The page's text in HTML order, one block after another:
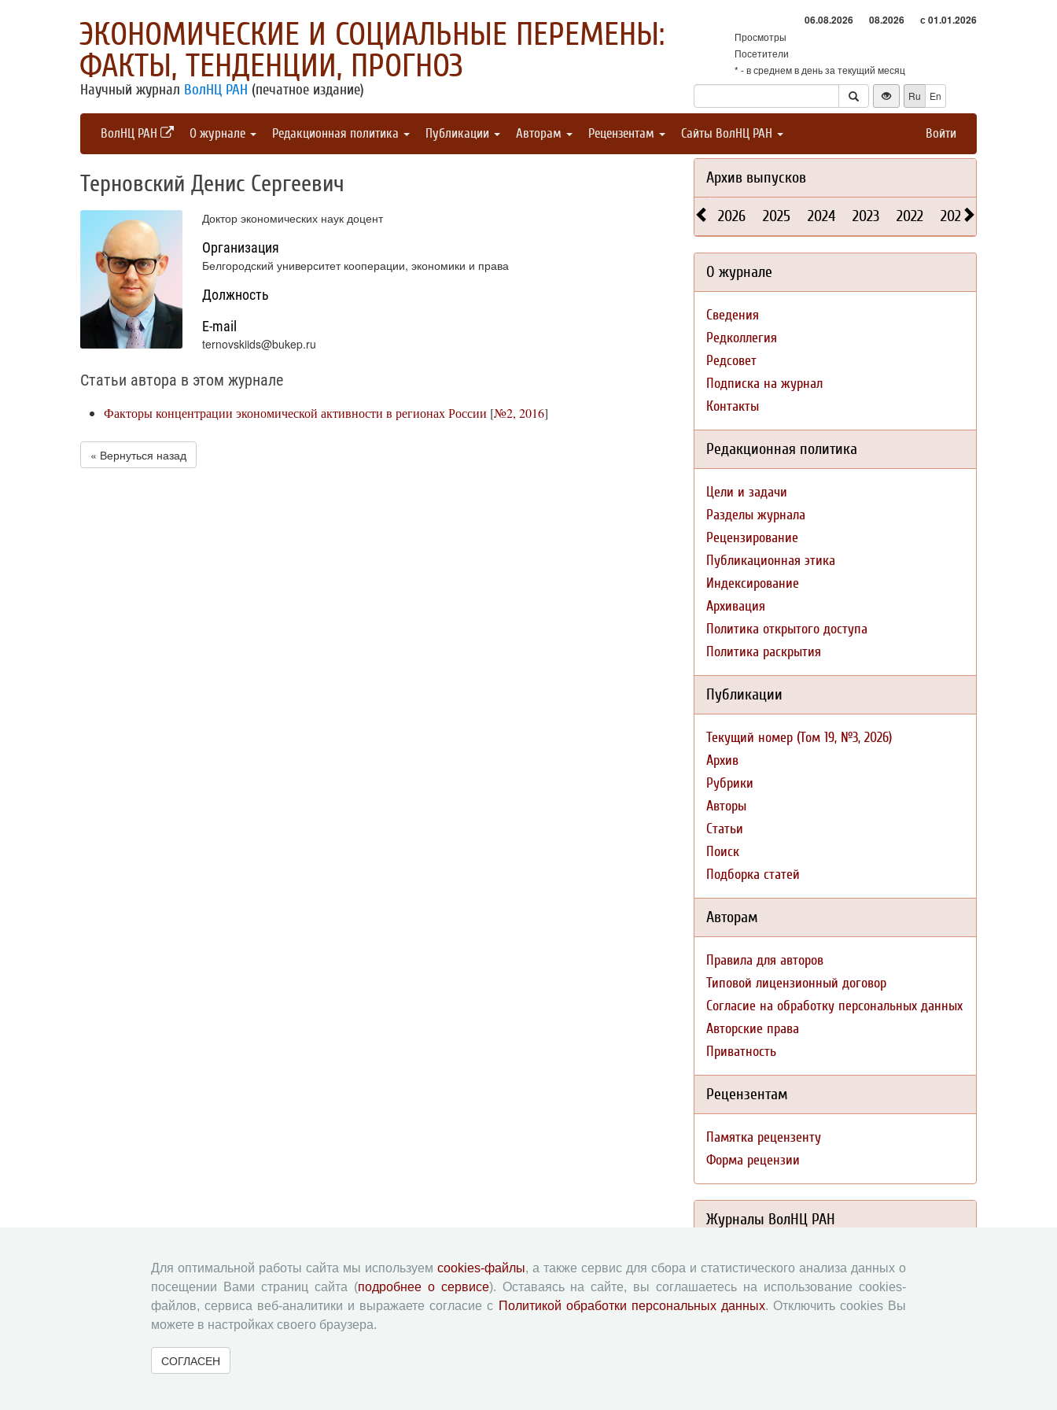
ЭКОНОМИЧЕСКИЕ И СОЦИАЛЬНЫЕ ПЕРЕМЕНЫ:
ФАКТЫ, ТЕНДЕНЦИИ, ПРОГНОЗ
Научный журнал ВолНЦ РАН (печатное издание)
06.08.2026 08.2026 с 01.01.2026
Просмотры
Посетители
* - в среднем в день за текущий месяц
Ru
En
ВолНЦ РАН О журнале Редакционная политика Публикации Авторам Рецензентам Сайты ВолНЦ РАН Войти
Терновский Денис Сергеевич
Доктор экономических наук доцент
Организация
Белгородский университет кооперации, экономики и права
Должность
E-mail
ternovskiids@bukep.ru
Статьи автора в этом журнале
Факторы концентрации экономической активности в регионах России [№2, 2016]
« Вернуться назад
Архив выпусков
2026 2025 2024 2023 2022 2021
О журнале
Сведения
Редколлегия
Редсовет
Подписка на журнал
Контакты
Редакционная политика
Цели и задачи
Разделы журнала
Рецензирование
Публикационная этика
Индексирование
Архивация
Политика открытого доступа
Политика раскрытия
Публикации
Текущий номер (Том 19, №3, 2026)
Архив
Рубрики
Авторы
Статьи
Поиск
Подборка статей
Авторам
Правила для авторов
Типовой лицензионный договор
Согласие на обработку персональных данных
Авторские права
Приватность
Рецензентам
Памятка рецензенту
Форма рецензии
Журналы ВолНЦ РАН
Экономические и социальные перемены
Проблемы развития территории
Вопросы территориального развития
Для оптимальной работы сайта мы используем cookies-файлы, а также сервис для сбора и статистического анализа данных о
посещении Вами страниц сайта (подробнее о сервисе). Оставаясь на сайте, вы соглашаетесь на использование cookies-
файлов, сервиса веб-аналитики и выражаете согласие с Политикой обработки персональных данных. Отключить cookies Вы
можете в настройках своего браузера.
СОГЛАСЕН